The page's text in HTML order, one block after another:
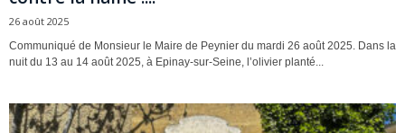
26 août 2025
Communiqué de Monsieur le Maire de Peynier du mardi 26 août 2025. Dans la
nuit du 13 au 14 août 2025, à Epinay-sur-Seine, l’olivier planté...